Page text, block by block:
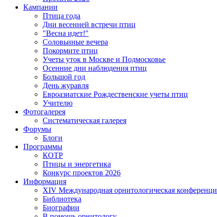
Кампании
Птица года
Дни весенней встречи птиц
"Весна идет!"
Соловьиные вечера
Покормите птиц
Учеты уток в Москве и Подмосковье
Осенние дни наблюдения птиц
Большой год
День журавля
Евроазиатские Рождественские учеты птиц
Учителю
Фотогалерея
Систематическая галерея
Форумы
Блоги
Программы
КОТР
Птицы и энергетика
Конкурс проектов 2026
Информация
XIV Международная орнитологическая
Библиотека
Биографии